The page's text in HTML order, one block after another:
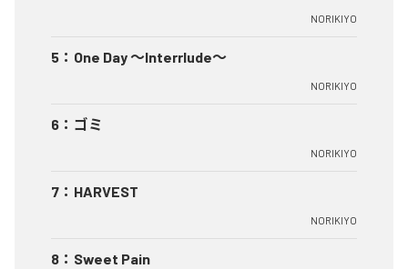
NORIKIYO
5 ： One Day ～Interrlude～
NORIKIYO
6 ： ゴミ
NORIKIYO
7 ： HARVEST
NORIKIYO
8 ： Sweet Pain